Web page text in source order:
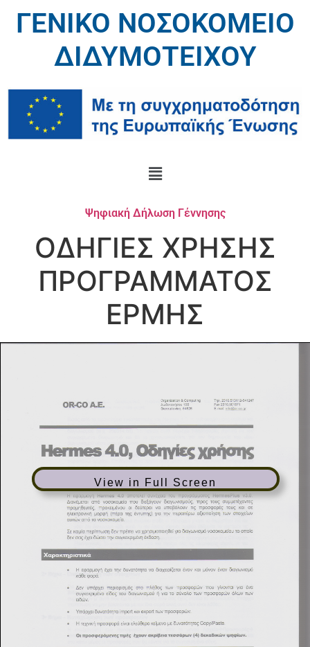
ΓΕΝΙΚΟ ΝΟΣΟΚΟΜΕΙΟ
ΔΙΔΥΜΟΤΕΙΧΟΥ
Ψηφιακή Δήλωση Γέννησης
ΟΔΗΓΙΕΣ ΧΡΗΣΗΣ
ΠΡΟΓΡΑΜΜΑΤΟΣ
ΕΡΜΗΣ
View in Full Screen